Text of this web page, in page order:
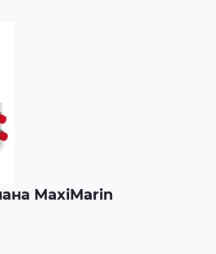
MaxiMarin